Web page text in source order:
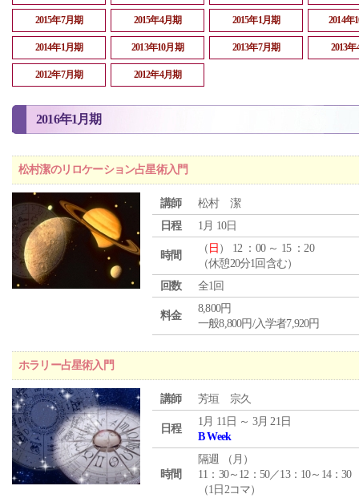
2015年7月期 2015年4月期 2015年1月期 2014年
2014年1月期 2013年10月期 2013年7月期 2013
2012年7月期 2012年4月期
2016年1月期
松村潔のリロケーション占星術入門
講師
松村 潔
日程
1月 10日
時間
（ 日 ） 12 ：00 ～ 15 ：20
（休憩20分1回含む）
回数
全1回
料金
8,800円
一般8,800円/入学者7,920円
ホラリー占星術入門
講師 芳垣 宗久
日程
1月 11日 ～ 3月 21日
B Week
時間
隔週 （ 月 ）
11：30～12：50／13：10～14：30
（1日2コマ）